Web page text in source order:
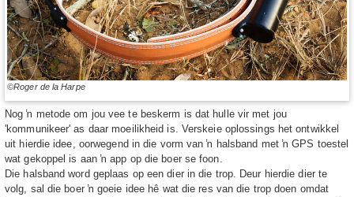
©Roger de la Harpe
Nog ŉ metode om jou vee te beskerm is dat hulle vir met jou
'kommunikeer' as daar moeilikheid is. Verskeie oplossings het ontwikkel
uit hierdie idee, oorwegend in die vorm van ŉ halsband met ŉ GPS toestel
wat gekoppel is aan ŉ app op die boer se foon.
Die halsband word geplaas op een dier in die trop. Deur hierdie dier te
volg, sal die boer ŉ goeie idee hê wat die res van die trop doen omdat